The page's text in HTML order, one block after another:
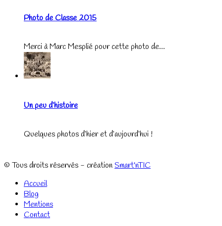
Photo de Classe 2015
Merci à Marc Mesplié pour cette photo de...
Un peu d’histoire
Quelques photos d’hier et d’aujourd’hui !
© Tous droits réservés - création Smart'nTIC
Accueil
Blog
Mentions
Contact